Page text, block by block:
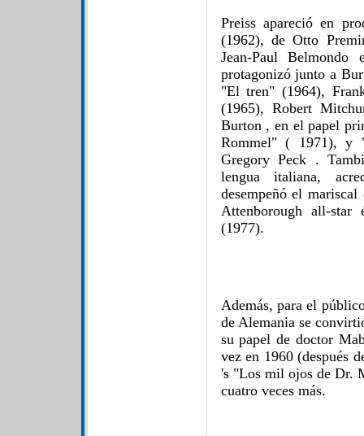
Preiss apareció en
(1962), de Otto
Jean-Paul
protagonizó junto a
"El tren" (1964),
(1965), Robert
Burton , en el papel
Rommel" ( 1971), y
Gregory Peck .
lengua italiana,
desempeñó el
Attenborough all-
(1977).
Además, para el
de Alemania se
su papel de doctor
vez en 1960 (después
's "Los mil ojos de Dr.
cuatro veces más.